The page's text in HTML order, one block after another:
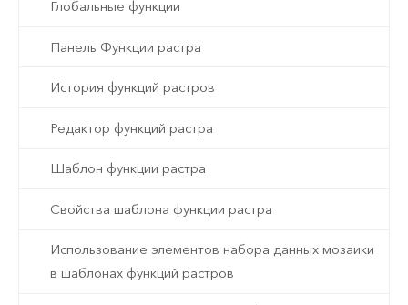
Глобальные функции
Панель Функции растра
История функций растров
Редактор функций растра
Шаблон функции растра
Свойства шаблона функции растра
Использование элементов набора данных мозаики
в шаблонах функций растров